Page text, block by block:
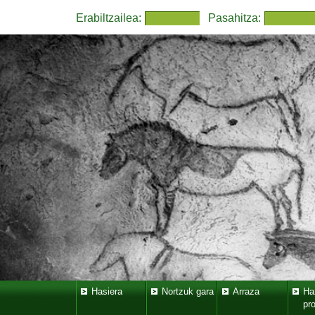
Erabiltzailea: Pasahitza:
Hasiera Nortzuk gara Arraza